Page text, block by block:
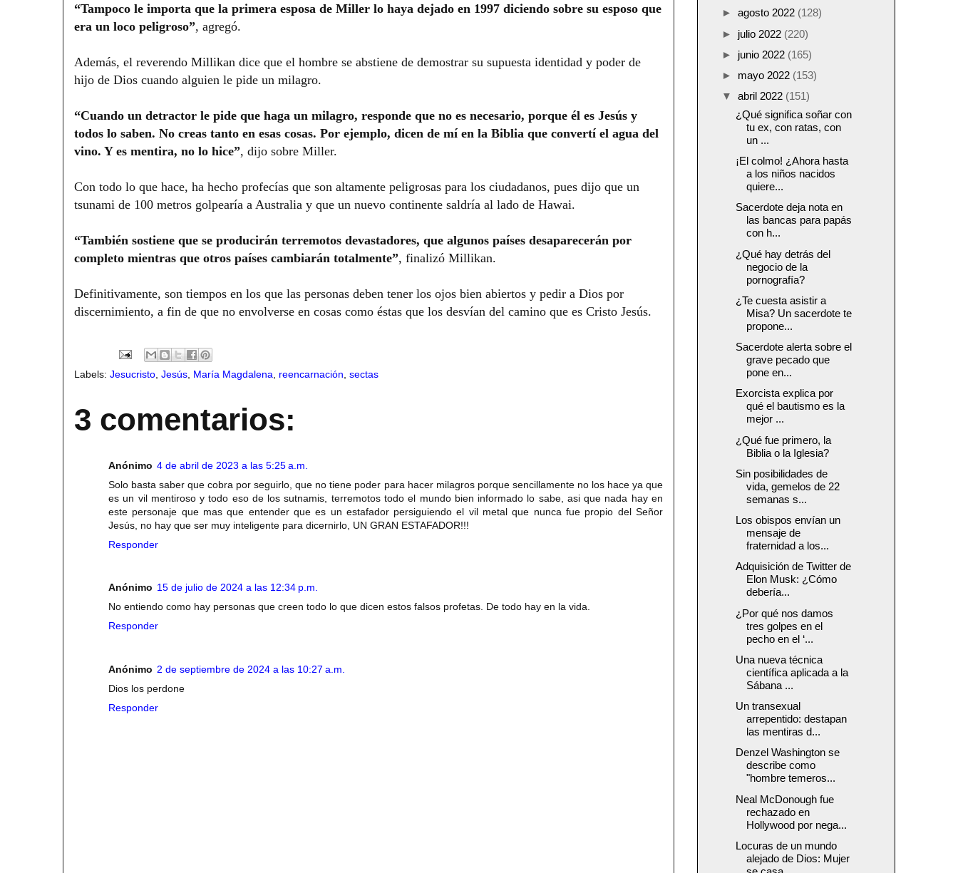
“Tampoco le importa que la primera esposa de Miller lo haya dejado en 1997 diciendo sobre su esposo que
era un loco peligroso”, agregó.
Además, el reverendo Millikan dice que el hombre se abstiene de demostrar su supuesta identidad y poder de
hijo de Dios cuando alguien le pide un milagro.
“Cuando un detractor le pide que haga un milagro, responde que no es necesario, porque él es Jesús y
todos lo saben. No creas tanto en esas cosas. Por ejemplo, dicen de mí en la Biblia que convertí el agua del
vino. Y es mentira, no lo hice”, dijo sobre Miller.
Con todo lo que hace, ha hecho profecías que son altamente peligrosas para los ciudadanos, pues dijo que un
tsunami de 100 metros golpearía a Australia y que un nuevo continente saldría al lado de Hawai.
“También sostiene que se producirán terremotos devastadores, que algunos países desaparecerán por
completo mientras que otros países cambiarán totalmente”, finalizó Millikan.
Definitivamente, son tiempos en los que las personas deben tener los ojos bien abiertos y pedir a Dios por
discernimiento, a fin de que no envolverse en cosas como éstas que los desvían del camino que es Cristo Jesús.
Labels: Jesucristo Jesús María Magdalena reencarnación sectas
3 comentarios:
Anónimo 4 de abril de 2023 a las 5:25 a.m.
Solo basta saber que cobra por seguirlo, que no tiene poder para hacer milagros porque sencillamente no los hace ya que
es un vil mentiroso y todo eso de los sutnamis, terremotos todo el mundo bien informado lo sabe, asi que nada hay en
este personaje que mas que entender que es un estafador persiguiendo el vil metal que nunca fue propio del Señor
Jesús, no hay que ser muy inteligente para dicernirlo, UN GRAN ESTAFADOR!!!
Responder
Anónimo 15 de julio de 2024 a las 12:34 p.m.
No entiendo como hay personas que creen todo lo que dicen estos falsos profetas. De todo hay en la vida.
Responder
Anónimo 2 de septiembre de 2024 a las 10:27 a.m.
Dios los perdone
Responder
► agosto 2022 (128)
► julio 2022 (220)
► junio 2022 (165)
► mayo 2022 (153)
▼ abril 2022 (151)
¿Qué significa soñar con
tu ex, con ratas, con
un ...
¡El colmo! ¿Ahora hasta
a los niños nacidos
quiere...
Sacerdote deja nota en
las bancas para papás
con h...
¿Qué hay detrás del
negocio de la
pornografía?
¿Te cuesta asistir a
Misa? Un sacerdote te
propone...
Sacerdote alerta sobre el
grave pecado que
pone en...
Exorcista explica por
qué el bautismo es la
mejor ...
¿Qué fue primero, la
Biblia o la Iglesia?
Sin posibilidades de
vida, gemelos de 22
semanas s...
Los obispos envían un
mensaje de
fraternidad a los...
Adquisición de Twitter de
Elon Musk: ¿Cómo
debería...
¿Por qué nos damos
tres golpes en el
pecho en el ‘...
Una nueva técnica
científica aplicada a la
Sábana ...
Un transexual
arrepentido: destapan
las mentiras d...
Denzel Washington se
describe como
"hombre temeros...
Neal McDonough fue
rechazado en
Hollywood por nega...
Locuras de un mundo
alejado de Dios: Mujer